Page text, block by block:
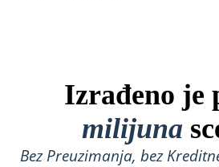
Izrađeno je
milijuna
Bez Preuzimanja, bez